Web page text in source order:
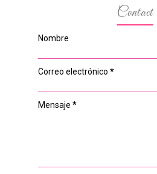
Contact
Nombre
Correo electrónico *
Mensaje *